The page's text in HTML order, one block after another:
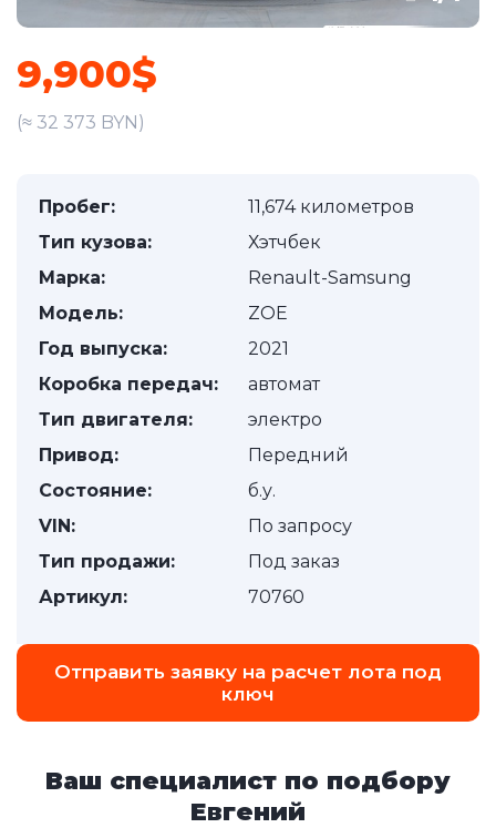
9,900$
(≈ 32 373 BYN)
Пробег:
11,674 километров
Тип кузова:
Хэтчбек
Марка:
Renault-Samsung
Модель:
ZOE
Год выпуска:
2021
Коробка передач:
автомат
Тип двигателя:
электро
Привод:
Передний
Состояние:
б.у.
VIN:
По запросу
Тип продажи:
Под заказ
Артикул:
70760
Отправить заявку на расчет лота под
ключ
Ваш специалист по подбору
Евгений